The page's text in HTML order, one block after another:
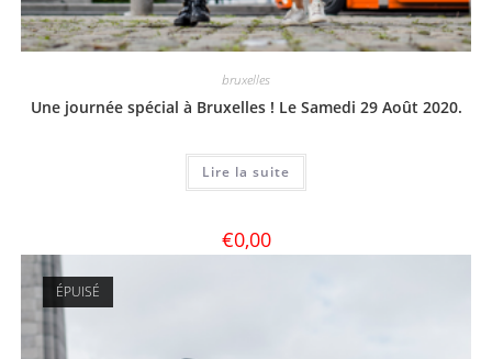
bruxelles
Une journée spécial à Bruxelles ! Le Samedi 29 Août 2020.
Lire la suite
€0,00
ÉPUISÉ